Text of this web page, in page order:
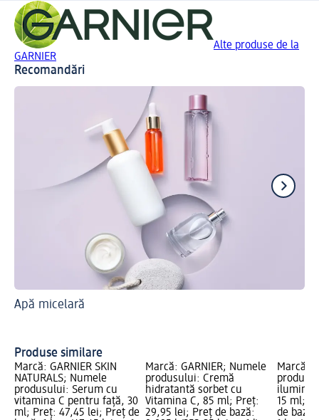
Alte produse de la
GARNIER
Recomandări
Apă micelară
Produse similare
Marcă: GARNIER SKIN
NATURALS; Numele
produsului: Serum cu
vitamina C pentru față, 30
ml; Preț: 47,45 lei; Preț de
Marcă: GARNIER; Numele
produsului: Cremă
hidratantă sorbet cu
Vitamina C, 85 ml; Preț:
29,95 lei; Preț de bază:
Marcă:
15 ml;
de